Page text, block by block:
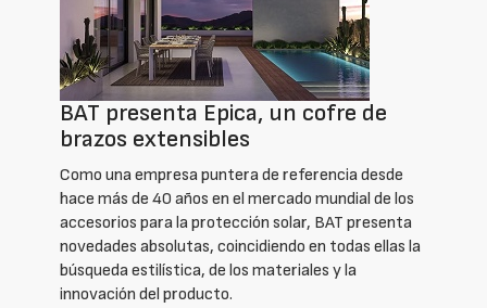
BAT presenta Epica, un cofre de
brazos extensibles
Como una empresa puntera de referencia desde
hace más de 40 años en el mercado mundial de los
accesorios para la protección solar, BAT presenta
novedades absolutas, coincidiendo en todas ellas la
búsqueda estilística, de los materiales y la
innovación del producto.